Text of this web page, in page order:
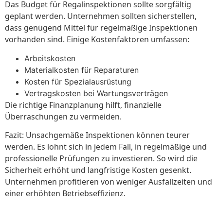
Das Budget für Regalinspektionen sollte sorgfältig
geplant werden. Unternehmen sollten sicherstellen,
dass genügend Mittel für regelmäßige Inspektionen
vorhanden sind. Einige Kostenfaktoren umfassen:
Arbeitskosten
Materialkosten für Reparaturen
Kosten für Spezialausrüstung
Vertragskosten bei Wartungsverträgen
Die richtige Finanzplanung hilft, finanzielle
Überraschungen zu vermeiden.
Fazit: Unsachgemäße Inspektionen können teurer
werden. Es lohnt sich in jedem Fall, in regelmäßige und
professionelle Prüfungen zu investieren. So wird die
Sicherheit erhöht und langfristige Kosten gesenkt.
Unternehmen profitieren von weniger Ausfallzeiten und
einer erhöhten Betriebseffizienz.